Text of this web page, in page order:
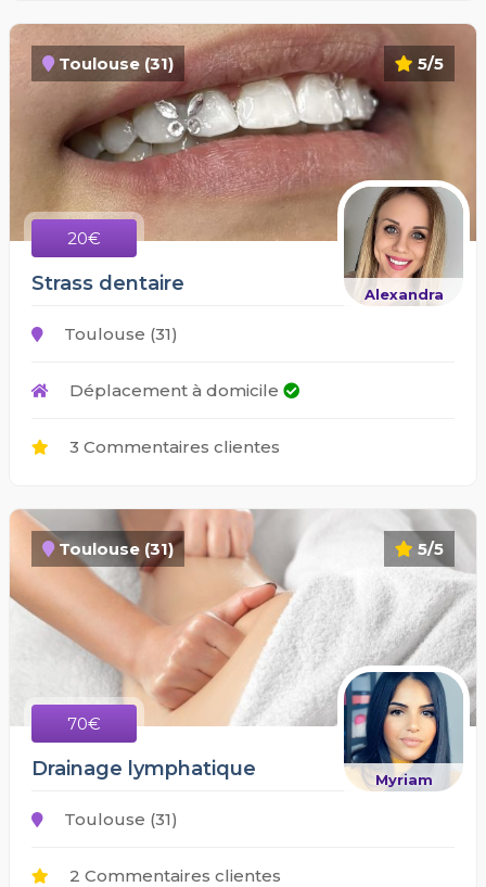
5/5
Toulouse (31)
20€
Alexandra
Strass dentaire
Toulouse (31)
Déplacement à domicile
3 Commentaires clientes
5/5
Toulouse (31)
70€
Myriam
Drainage lymphatique
Toulouse (31)
2 Commentaires clientes